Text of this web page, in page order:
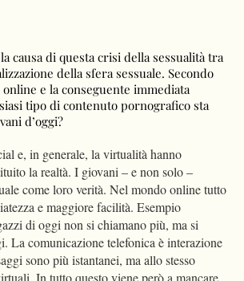
causa di questa crisi della sessualità tra
della sfera sessuale. Secondo
e la conseguente immediata
tipo di contenuto pornografico sta
d’oggi?
e, in generale, la virtualità hanno
la realtà. I giovani – e non solo –
come loro verità. Nel mondo online tutto
e maggiore facilità. Esempio
di oggi non si chiamano più, ma si
La comunicazione telefonica è interazione
sono più istantanei, ma allo stesso